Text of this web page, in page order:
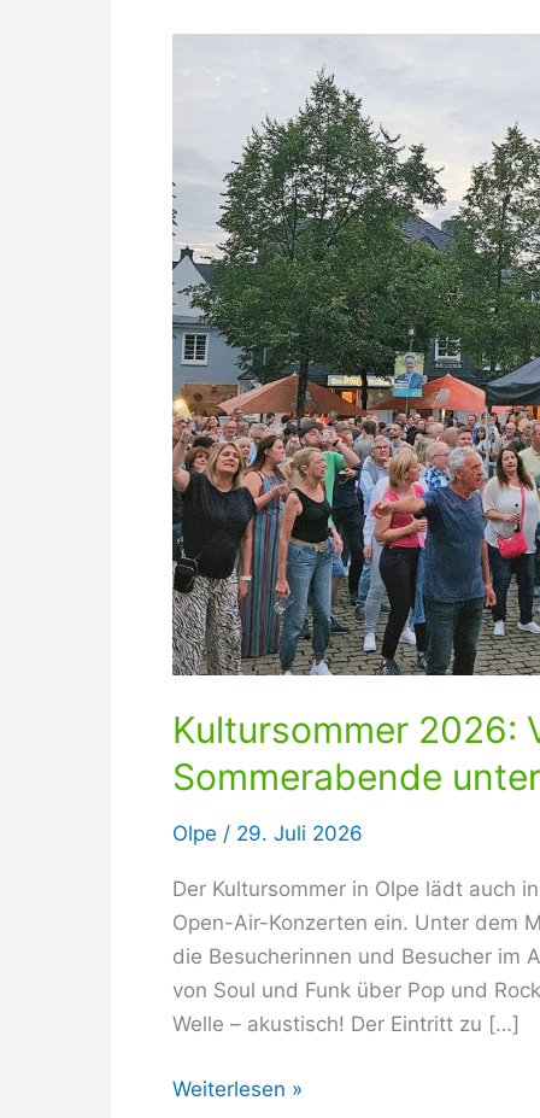
Kultursommer 2026:
Sommerabende
Olpe / 29. Juli 2026
Der Kultursommer in Olpe lädt auch
Open-Air-Konzerten ein. Unter dem
die Besucherinnen und Besucher im
von Soul und Funk über Pop und
Welle – akustisch! Der Eintritt zu […]
Kultursommer
Weiterlesen »